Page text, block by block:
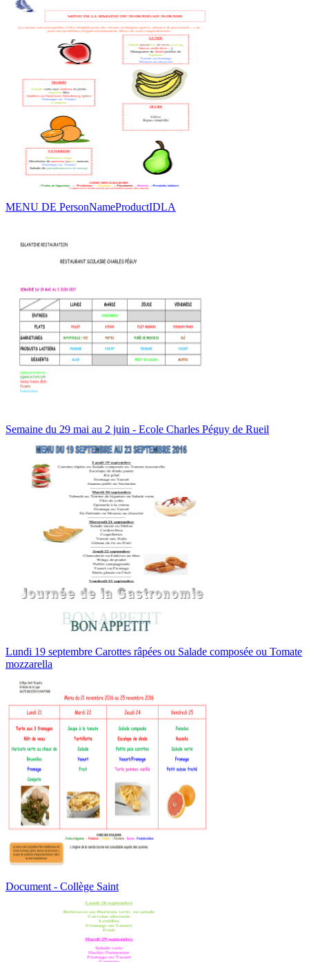
MENU DE PersonNameProductIDLA
Semaine du 29 mai au 2 juin - Ecole Charles Péguy de Rueil
Lundi 19 septembre Carottes râpées ou Salade composée ou Tomate
mozzarella
Document - Collège Saint